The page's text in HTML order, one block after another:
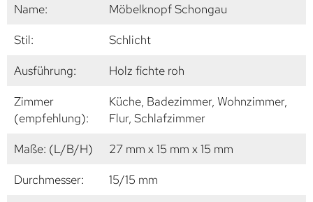
Name:
Möbelknopf Schongau
Stil:
Schlicht
Ausführung:
Holz fichte roh
Zimmer
(empfehlung):
Küche, Badezimmer, Wohnzimmer,
Flur, Schlafzimmer
Maße: (L/B/H)
27 mm x 15 mm x 15 mm
Durchmesser:
15/15 mm